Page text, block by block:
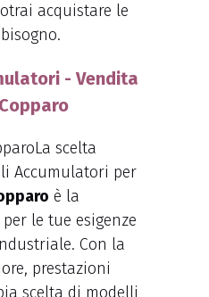
acquistare le
- Vendita
La scelta
Accumulatori per
è la
le tue esigenze
Con la
prestazioni
scelta di modelli